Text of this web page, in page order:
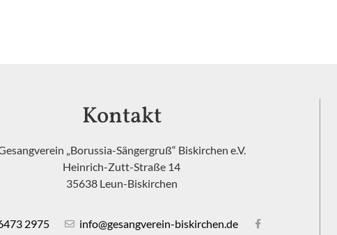
Kontakt
„Borussia-Sängergruß“ Biskirchen e.V.
Heinrich-Zutt-Straße 14
35638 Leun-Biskirchen
2975 info@gesangverein-biskirchen.de